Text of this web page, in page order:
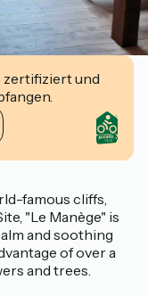
zertifiziert und
famous cliffs,
"Le Manège" is
and soothing
of over a
and trees.